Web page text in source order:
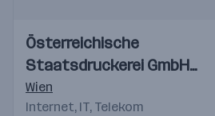
Videos
Einblicke
Einblicke
Österreichische
Staatsdruckerei GmbH
(OeSD)
Wien
Internet, IT, Telekom